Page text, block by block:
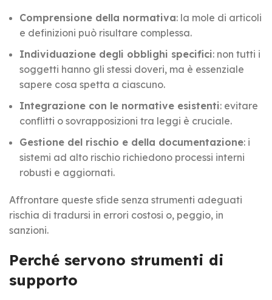
Comprensione della normativa: la mole di articoli
e definizioni può risultare complessa.
Individuazione degli obblighi specifici: non tutti i
soggetti hanno gli stessi doveri, ma è essenziale
sapere cosa spetta a ciascuno.
Integrazione con le normative esistenti: evitare
conflitti o sovrapposizioni tra leggi è cruciale.
Gestione del rischio e della documentazione: i
sistemi ad alto rischio richiedono processi interni
robusti e aggiornati.
Affrontare queste sfide senza strumenti adeguati
rischia di tradursi in errori costosi o, peggio, in
sanzioni.
Perché servono strumenti di
supporto